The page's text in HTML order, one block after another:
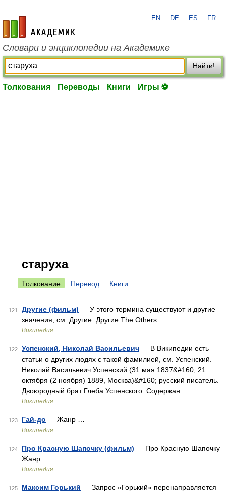
academic.ru
EN DE ES FR
Словари и энциклопедии на Академике
Найти!
Толкования Переводы Книги Игры ⚽
старуха
Толкование Перевод Книги
121 Другие (фильм) — У этого термина существуют и другие
значения, см. Другие. Другие The Others …
Википедия
122 Успенский, Николай Васильевич — В Википедии есть
статьи о других людях с такой фамилией, см. Успенский.
Николай Васильевич Успенский (31 мая 1837&#160; 21
октября (2 ноября) 1889, Москва)&#160; русский писатель.
Двоюродный брат Глеба Успенского. Содержан …
Википедия
123 Гай-до — Жанр …
Википедия
124 Про Красную Шапочку (фильм) — Про Красную Шапочку
Жанр …
Википедия
125 Максим Горький — Запрос «Горький» перенаправляется